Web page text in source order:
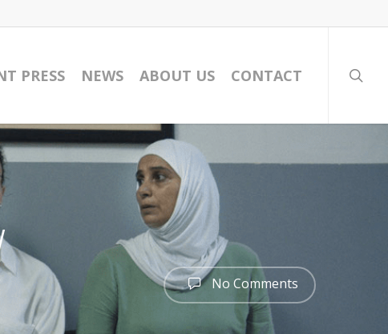
PRESS NEWS ABOUT US CONTACT
No Comments